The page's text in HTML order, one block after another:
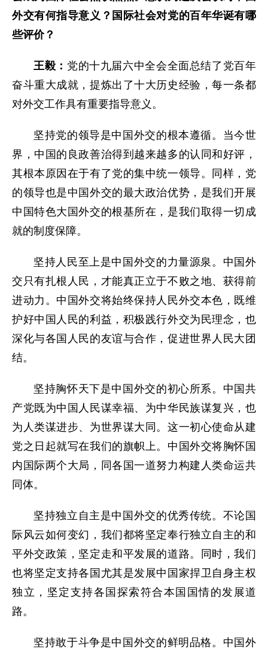
外交有何指导意义？国际社会对党的百年华诞有哪
些评价？
王毅： 党的十九届六中全会全面总结了党百年
奋斗重大成就，提炼出了十大历史经验，每一条都
对外交工作具有重要指导意义。
坚持党的领导是中国外交的根本遵循。当今世
界，中国的良政善治得到越来越多的认同和好评，
其根本原因在于有了党的集中统一领导。同样，党
的领导也是中国外交的最大政治优势，是我们开展
中国特色大国外交的根基所在，是我们取得一切成
就的制度保障。
坚持人民至上是中国外交的力量源泉。中国外
交只有扎根人民，才能真正立于不败之地、获得前
进动力。中国外交将始终保持人民外交本色，既维
护好中国人民的利益，积极践行外交为民理念，也
深化与各国人民的友谊与合作，促进世界人民大团
结。
坚持胸怀天下是中国外交的初心所系。中国共
产党既为中国人民谋幸福、为中华民族谋复兴，也
为人类谋进步、为世界谋大同。这一初心使命从建
党之日起就写在我们的旗帜上。中国外交将胸怀国
内国际两个大局，同各国一道努力构建人类命运共
同体。
坚持独立自主是中国外交的优秀传统。不论国
际风云如何变幻，我们都将坚定奉行独立自主的和
平外交政策，坚定走和平发展的道路。同时，我们
也将坚定支持各国尤其是发展中国家捍卫自身主权
独立，坚定支持各国探索符合本国国情的发展道
路。
坚持敢于斗争是中国外交的鲜明品格。中国外